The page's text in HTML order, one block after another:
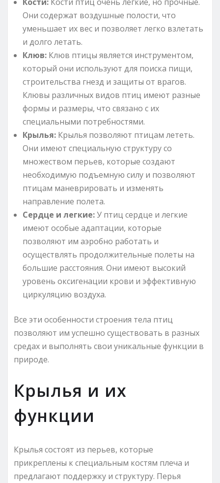
Они содержат воздушные полости, что
уменьшает их вес и позволяет легко взлетать
и долго летать.
Клюв: Клюв птицы является инструментом,
который они используют для поиска пищи,
строительства гнезд и защиты от врагов.
Клювы различных видов птиц имеют разные
формы и размеры, что связано с их
специальными потребностями.
Крылья: Крылья позволяют птицам лететь.
Они имеют специальную структуру со
множеством перьев, которые создают
необходимую подъемную силу и позволяют
птицам маневрировать и изменять
направление полета.
Сердце и легкие:У птиц сердце и легкие
имеют особые адаптации, которые
позволяют им аэробно работать и
осуществлять продолжительные полеты на
большие расстояния. Они имеют высокий
уровень оксигенации крови и эффективную
циркуляцию воздуха.
Все эти особенности строения тела птиц
позволяют им успешно существовать в разных
средах и выполнять свои уникальные функции в
природе.
Крылья и их
функции
Крылья состоят из перьев, которые
прикреплены к специальным костям плеча и
предлагают поддержку и структуру. Перья